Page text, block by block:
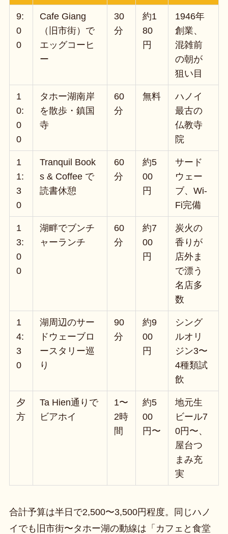
9:
0
0
Cafe Giang
（旧市街）で
エッグコーヒ
ー
30
分
約1
80
円
1946年
創業、
混雑前
の朝が
狙い目
1
0:
0
0
タホー湖南岸
を散歩・鎮国
寺
60
分
無料
ハノイ
最古の
仏教寺
院
1
1:
3
0
Tranquil Book
s & Coffee で
読書休憩
60
分
約5
00
円
サード
ウェー
ブ、Wi-
Fi完備
1
3:
0
0
湖畔でブンチ
ャーランチ
60
分
約7
00
円
炭火の
香りが
店外ま
で漂う
名店多
数
1
4:
3
0
湖周辺のサー
ドウェーブロ
ースタリー巡
り
90
分
約9
00
円
シング
ルオリ
ジン3〜
4種類試
飲
夕
方
Ta Hien通りで
ビアホイ
1〜
2時
間
約5
00
円〜
地元生
ビール7
0円〜、
屋台つ
まみ充
実
合計予算は半日で2,500〜3,500円程度。同じハノ
イでも旧市街〜タホー湖の動線は「カフェと食堂